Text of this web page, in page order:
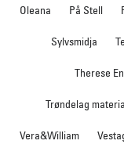
Oleana På Stell
Sylvsmidja
Therese
Trøndelag
Vera&William